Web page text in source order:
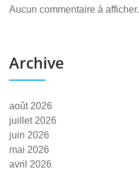
Aucun commentaire à afficher.
Archive
août 2026
juillet 2026
juin 2026
mai 2026
avril 2026